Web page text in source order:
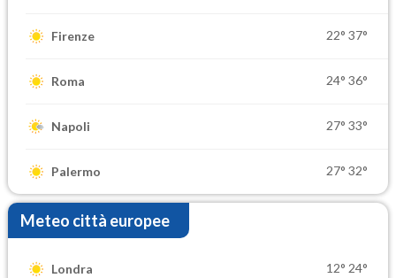
Firenze 22° 37°
Roma 24° 36°
Napoli 27° 33°
Palermo 27° 32°
Meteo città europee
Londra 12° 24°